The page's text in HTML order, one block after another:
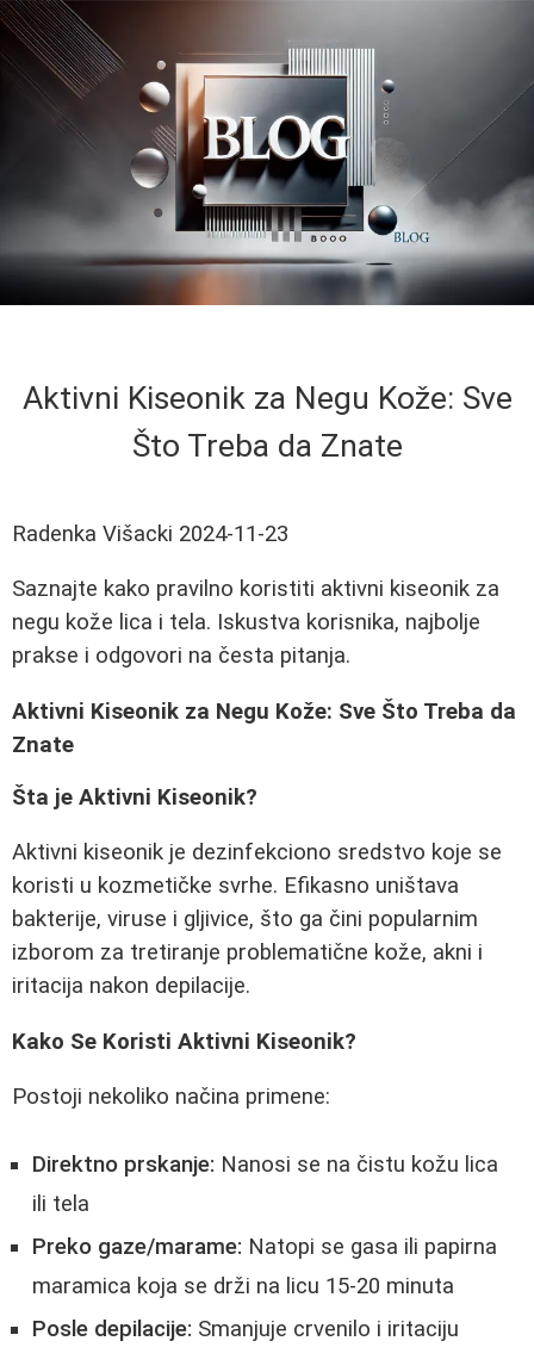
Aktivni Kiseonik za Negu Kože: Sve
Što Treba da Znate
Radenka Višacki 2024-11-23
Saznajte kako pravilno koristiti aktivni kiseonik za
negu kože lica i tela. Iskustva korisnika, najbolje
prakse i odgovori na česta pitanja.
Aktivni Kiseonik za Negu Kože: Sve Što Treba da
Znate
Šta je Aktivni Kiseonik?
Aktivni kiseonik je dezinfekciono sredstvo koje se
koristi u kozmetičke svrhe. Efikasno uništava
bakterije, viruse i gljivice, što ga čini popularnim
izborom za tretiranje problematične kože, akni i
iritacija nakon depilacije.
Kako Se Koristi Aktivni Kiseonik?
Postoji nekoliko načina primene:
Direktno prskanje: Nanosi se na čistu kožu lica
ili tela
Preko gaze/marame: Natopi se gasa ili papirna
maramica koja se drži na licu 15-20 minuta
Posle depilacije: Smanjuje crvenilo i iritaciju